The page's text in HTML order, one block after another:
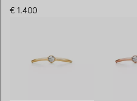
€ 1.400